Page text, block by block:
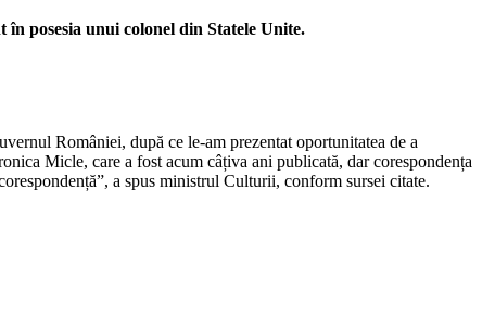
posesia unui colonel din Statele Unite.
României, după ce le-am prezentat oportunitatea de a
Micle, care a fost acum câțiva ani publicată, dar corespondența
a spus ministrul Culturii, conform sursei citate.